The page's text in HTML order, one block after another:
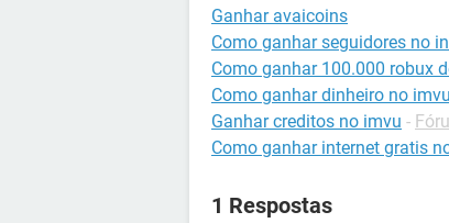
Ganhar avaicoins
Como ganhar seguidores no
Como ganhar 100.000 robux
Como ganhar dinheiro no imvu
Ganhar creditos no imvu -
Como ganhar internet gratis
1 Respostas